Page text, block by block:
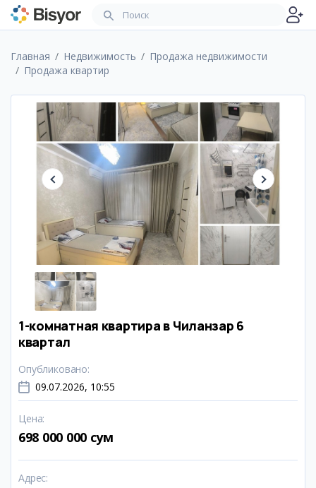
Главная Недвижимость
Продажа недвижимости
Продажа квартир
1-комнатная квартира в Чиланзар 6
квартал
Опубликовано:
09.07.2026, 10:55
Цена:
698 000 000 сум
Адрес: